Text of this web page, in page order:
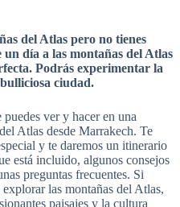
del Atlas pero no tienes
día a las montañas del Atlas
Podrás experimentar la
ciudad.
ver y hacer en una
Atlas desde Marrakech. Te
y te daremos un itinerario
está incluido, algunos consejos
preguntas frecuentes. Si
las montañas del Atlas,
paisajes y la cultura